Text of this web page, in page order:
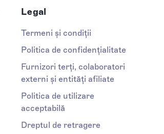
Legal
Termeni și condiții
Politica de confidențialitate
Furnizori terți, colaboratori
externi și entități afiliate
Politica de utilizare
acceptabilă
Dreptul de retragere